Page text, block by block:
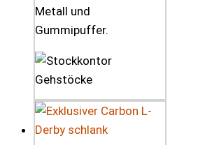
Metall und
Gummipuffer.